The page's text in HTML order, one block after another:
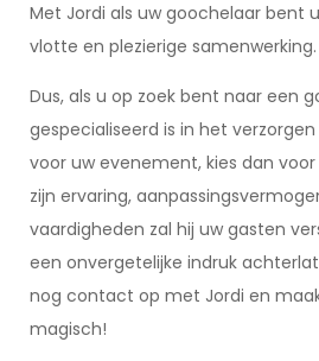
Met Jordi als uw goochelaar bent
vlotte en plezierige samenwerking.
Dus, als u op zoek bent naar een
gespecialiseerd is in het
voor uw evenement, kies dan
zijn ervaring,
vaardigheden zal hij uw gasten
een onvergetelijke indruk
nog contact op met Jordi en
magisch!